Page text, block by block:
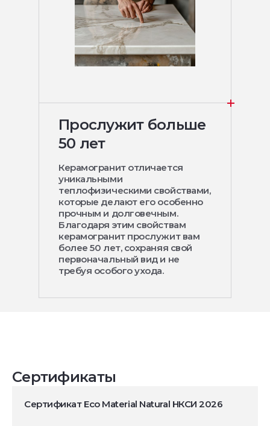
Прослужит больше
50 лет
Керамогранит отличается
уникальными
теплофизическими свойствами,
которые делают его особенно
прочным и долговечным.
Благодаря этим свойствам
керамогранит прослужит вам
более 50 лет, сохраняя свой
первоначальный вид и не
требуя особого ухода.
Сертификаты
Сертификат Eco Material Natural НКСИ 2026